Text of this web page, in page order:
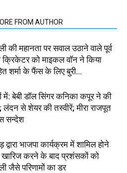
FROM AUTHOR
की महानता पर सवाल उठाने वाले पूर्व
क्रिकेटर को माइकल वॉन ने किया
शर्मा के फैंस के लिए बुरी...
में: बेबी डॉल सिंगर कनिका कपूर ने की
लंदन से शेयर की तस्वीरें; मीरा राजपूत
सन्देश
द्वारा भाजपा कार्यक्रम में शामिल होने
खारिज करने के बाद प्रशंसकों को
जैसे परिणामों का डर